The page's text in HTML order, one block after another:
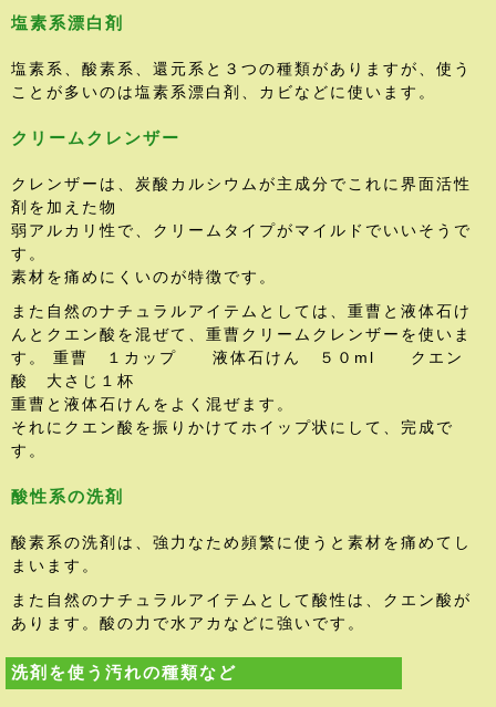
塩素系漂白剤
塩素系、酸素系、還元系と３つの種類がありますが、使う
ことが多いのは塩素系漂白剤、カビなどに使います。
クリームクレンザー
クレンザーは、炭酸カルシウムが主成分でこれに界面活性
剤を加えた物
弱アルカリ性で、クリームタイプがマイルドでいいそうで
す。
素材を痛めにくいのが特徴です。
また自然のナチュラルアイテムとしては、重曹と液体石け
んとクエン酸を混ぜて、重曹クリームクレンザーを使いま
す。 重曹 １カップ 液体石けん ５０ml クエン
酸 大さじ１杯
重曹と液体石けんをよく混ぜます。
それにクエン酸を振りかけてホイップ状にして、完成で
す。
酸性系の洗剤
酸素系の洗剤は、強力なため頻繁に使うと素材を痛めてし
まいます。
また自然のナチュラルアイテムとして酸性は、クエン酸が
あります。酸の力で水アカなどに強いです。
洗剤を使う汚れの種類など